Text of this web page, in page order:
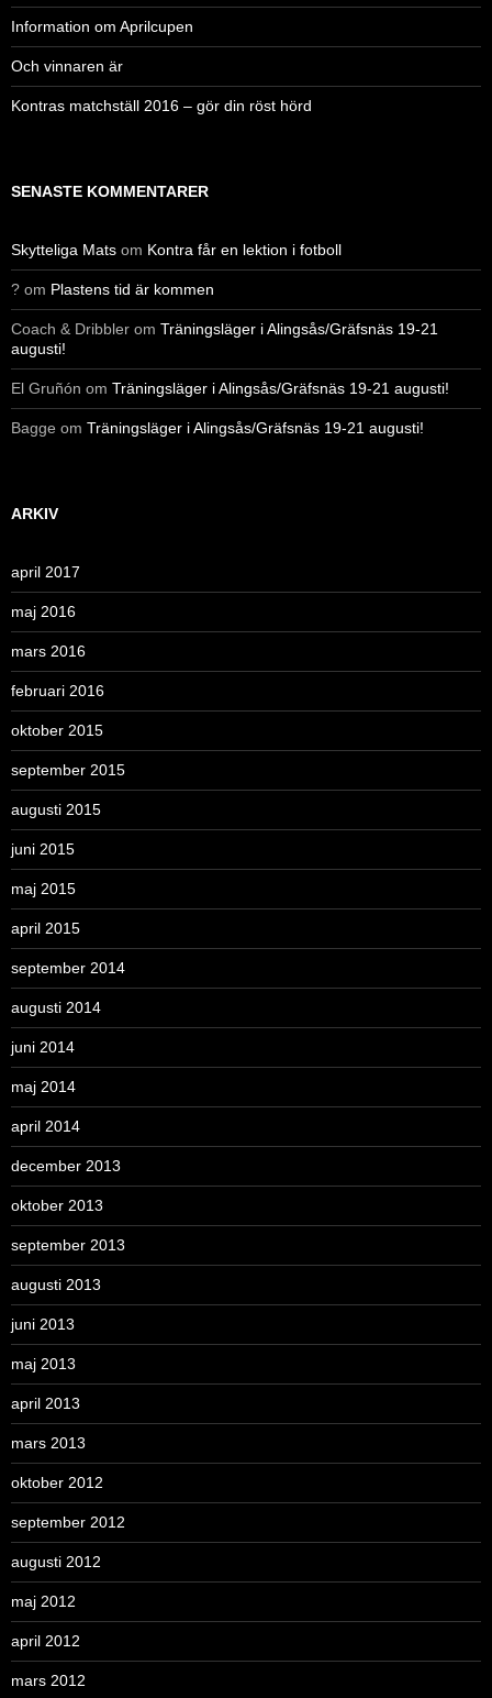
Information om Aprilcupen
Och vinnaren är
Kontras matchställ 2016 – gör din röst hörd
SENASTE KOMMENTARER
Skytteliga Mats om Kontra får en lektion i fotboll
? om Plastens tid är kommen
Coach & Dribbler om Träningsläger i Alingsås/Gräfsnäs 19-21
augusti!
El Gruñón om Träningsläger i Alingsås/Gräfsnäs 19-21 augusti!
Bagge om Träningsläger i Alingsås/Gräfsnäs 19-21 augusti!
ARKIV
april 2017
maj 2016
mars 2016
februari 2016
oktober 2015
september 2015
augusti 2015
juni 2015
maj 2015
april 2015
september 2014
augusti 2014
juni 2014
maj 2014
april 2014
december 2013
oktober 2013
september 2013
augusti 2013
juni 2013
maj 2013
april 2013
mars 2013
oktober 2012
september 2012
augusti 2012
maj 2012
april 2012
mars 2012